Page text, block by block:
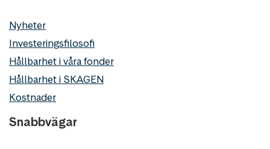
Nyheter
Investeringsfilosofi
Hållbarhet i våra fonder
Hållbarhet i SKAGEN
Kostnader
Snabbvägar